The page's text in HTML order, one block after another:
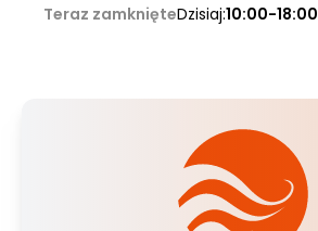
Teraz zamknięteDzisiaj:10:00-18:00